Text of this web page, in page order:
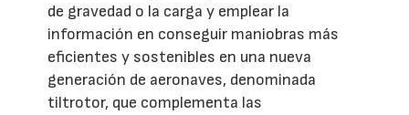
de gravedad o la carga y emplear la
información en conseguir maniobras más
eficientes y sostenibles en una nueva
generación de aeronaves, denominada
tiltrotor, que complementa las